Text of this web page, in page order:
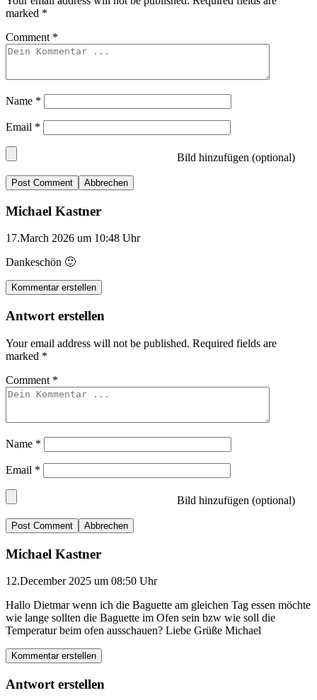
marked *
Comment *
Name *
Email *
Bild hinzufügen (optional)
Abbrechen
Michael Kastner
17.March 2026 um 10:48 Uhr
Dankeschön 🙂
Kommentar erstellen
Antwort erstellen
Your email address will not be published. Required fields are
marked *
Comment *
Name *
Email *
Bild hinzufügen (optional)
Abbrechen
Michael Kastner
12.December 2025 um 08:50 Uhr
Hallo Dietmar wenn ich die Baguette am gleichen Tag essen möchte
wie lange sollten die Baguette im Ofen sein bzw wie soll die
Temperatur beim ofen ausschauen? Liebe Grüße Michael
Kommentar erstellen
Antwort erstellen